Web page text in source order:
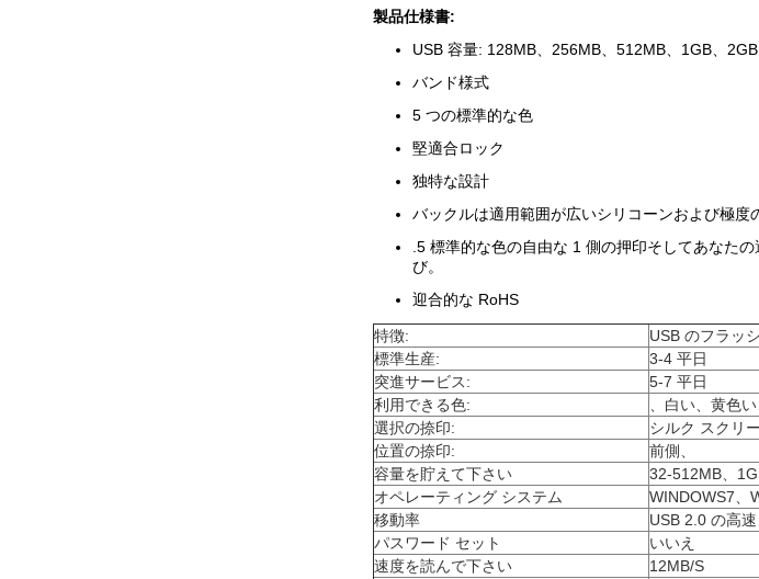
製品仕様書:
USB 容量: 128MB、256MB、512MB、1GB、
バンド様式
5 つの標準的な色
堅適合ロック
独特な設計
バックルは適用範囲が広いシリコーンおよび極度
.5 標準的な色の自由な 1 側の押印そしてあなた
び。
迎合的な RoHS
特徴:
USB のフラッ
標準生産:
3-4 平日
突進サービス:
5-7 平日
利用できる色:
、白い、黄色
選択の捺印:
シルク スクリ
位置の捺印:
前側、
容量を貯えて下さい
32-512MB、
オペレーティング システム
WINDOWS7、
移動率
USB 2.0 の高速
パスワード セット
いいえ
速度を読んで下さい
12MB/S